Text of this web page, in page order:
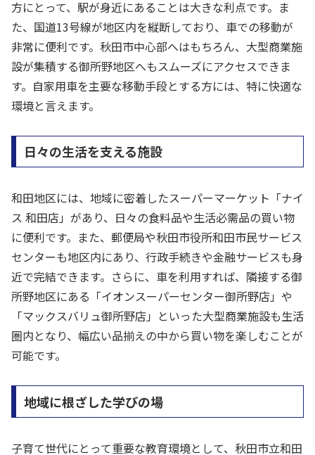
方にとって、駅が身近にあることは大きな利点です。ま
た、国道13号線が地区内を縦断しており、車での移動が
非常に便利です。秋田市中心部へはもちろん、大型商業施
設が集積する御所野地区へもスムーズにアクセスできま
す。自家用車を主要な移動手段とする方には、特に快適な
環境と言えます。
日々の生活を支える施設
和田地区には、地域に密着したスーパーマーケット「ナイ
ス 和田店」があり、日々の食料品や生活必需品の買い物
に便利です。また、郵便局や秋田市役所和田市民サービス
センターも地区内にあり、行政手続きや金融サービスも身
近で完結できます。さらに、車を利用すれば、隣接する御
所野地区にある「イオンスーパーセンター御所野店」や
「マックスバリュ御所野店」といった大型商業施設も生活
圏内となり、幅広い品揃えの中から買い物を楽しむことが
可能です。
地域に根ざした学びの場
子育て世代にとって重要な教育環境として、秋田市立和田